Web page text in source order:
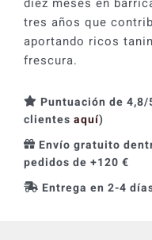
tres años que
aportando ricos
frescura.
Puntuación de
clientes aquí)
Envío gratuito
pedidos de +120 €
Entrega en 2-4